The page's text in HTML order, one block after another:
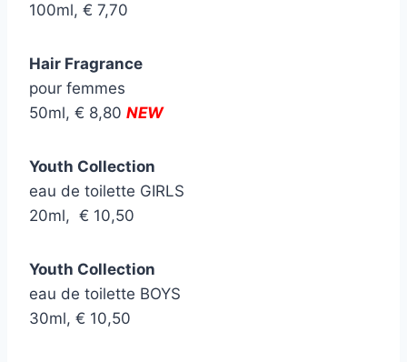
100ml, € 7,70
Hair Fragrance
pour femmes
50ml, € 8,80 NEW
Youth Collection
eau de toilette GIRLS
20ml, € 10,50
Youth Collection
eau de toilette BOYS
30ml, € 10,50